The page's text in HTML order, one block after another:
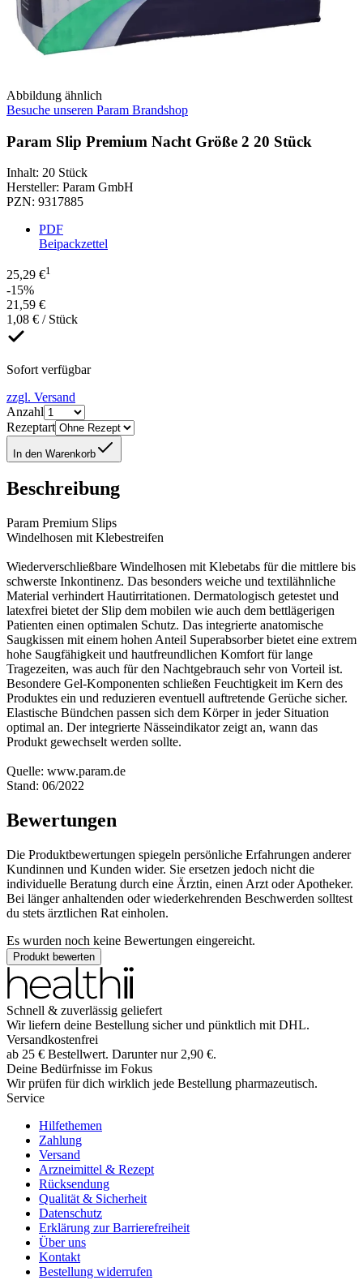
Abbildung ähnlich
Besuche unseren Param Brandshop
Param Slip Premium Nacht Größe 2 20 Stück
Inhalt: 20 Stück
Hersteller: Param GmbH
PZN: 9317885
PDF
Beipackzettel
25,29 €1
-15%
21,59 €
1,08 € / Stück
Sofort verfügbar
zzgl. Versand
Anzahl
Rezeptart
In den Warenkorb
Beschreibung
Param Premium Slips
Windelhosen mit Klebestreifen
Wiederverschließbare Windelhosen mit Klebetabs für die mittlere bis
schwerste Inkontinenz. Das besonders weiche und textilähnliche
Material verhindert Hautirritationen. Dermatologisch getestet und
latexfrei bietet der Slip dem mobilen wie auch dem bettlägerigen
Patienten einen optimalen Schutz. Das integrierte anatomische
Saugkissen mit einem hohen Anteil Superabsorber bietet eine extrem
hohe Saugfähigkeit und hautfreundlichen Komfort für lange
Tragezeiten, was auch für den Nachtgebrauch sehr von Vorteil ist.
Besondere Gel-Komponenten schließen Feuchtigkeit im Kern des
Produktes ein und reduzieren eventuell auftretende Gerüche sicher.
Elastische Bündchen passen sich dem Körper in jeder Situation
optimal an. Der integrierte Nässeindikator zeigt an, wann das
Produkt gewechselt werden sollte.
Quelle: www.param.de
Stand: 06/2022
Bewertungen
Die Produktbewertungen spiegeln persönliche Erfahrungen anderer
Kundinnen und Kunden wider. Sie ersetzen jedoch nicht die
individuelle Beratung durch eine Ärztin, einen Arzt oder Apotheker.
Bei länger anhaltenden oder wiederkehrenden Beschwerden solltest
du stets ärztlichen Rat einholen.
Es wurden noch keine Bewertungen eingereicht.
Produkt bewerten
Schnell & zuverlässig geliefert
Wir liefern deine Bestellung sicher und pünktlich mit DHL.
Versandkostenfrei
ab 25 € Bestellwert. Darunter nur 2,90 €.
Deine Bedürfnisse im Fokus
Wir prüfen für dich wirklich jede Bestellung pharmazeutisch.
Service
Hilfethemen
Zahlung
Versand
Arzneimittel & Rezept
Rücksendung
Qualität & Sicherheit
Datenschutz
Erklärung zur Barrierefreiheit
Über uns
Kontakt
Bestellung widerrufen